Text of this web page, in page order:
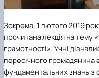
Зокрема, 1 лютого 2019
прочитана лекція на тему
грамотності». Учні
пересічного громадянина
фундаментальних знань з